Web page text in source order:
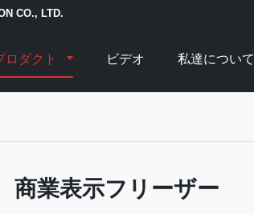
CO., LTD.
ロダクト ビデオ 私達について
商業表示フリーザー